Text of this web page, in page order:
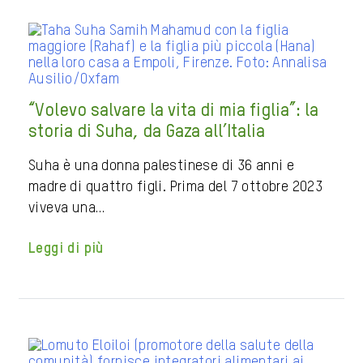
“Volevo salvare la vita di mia figlia”: la
storia di Suha, da Gaza all’Italia
Suha è una donna palestinese di 36 anni e
madre di quattro figli. Prima del 7 ottobre 2023
viveva una…
Leggi di più